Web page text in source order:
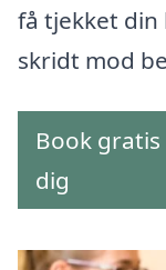
få tjekket din
skridt mod
Book
dig